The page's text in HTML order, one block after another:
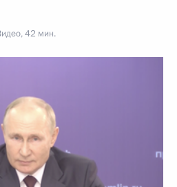
42 мин.